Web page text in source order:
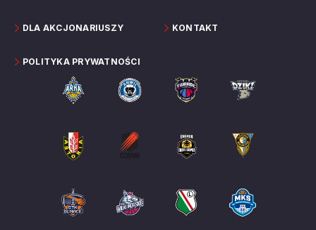
DLA AKCJONARIUSZY KONTAKT
POLITYKA PRYWATNOŚCI